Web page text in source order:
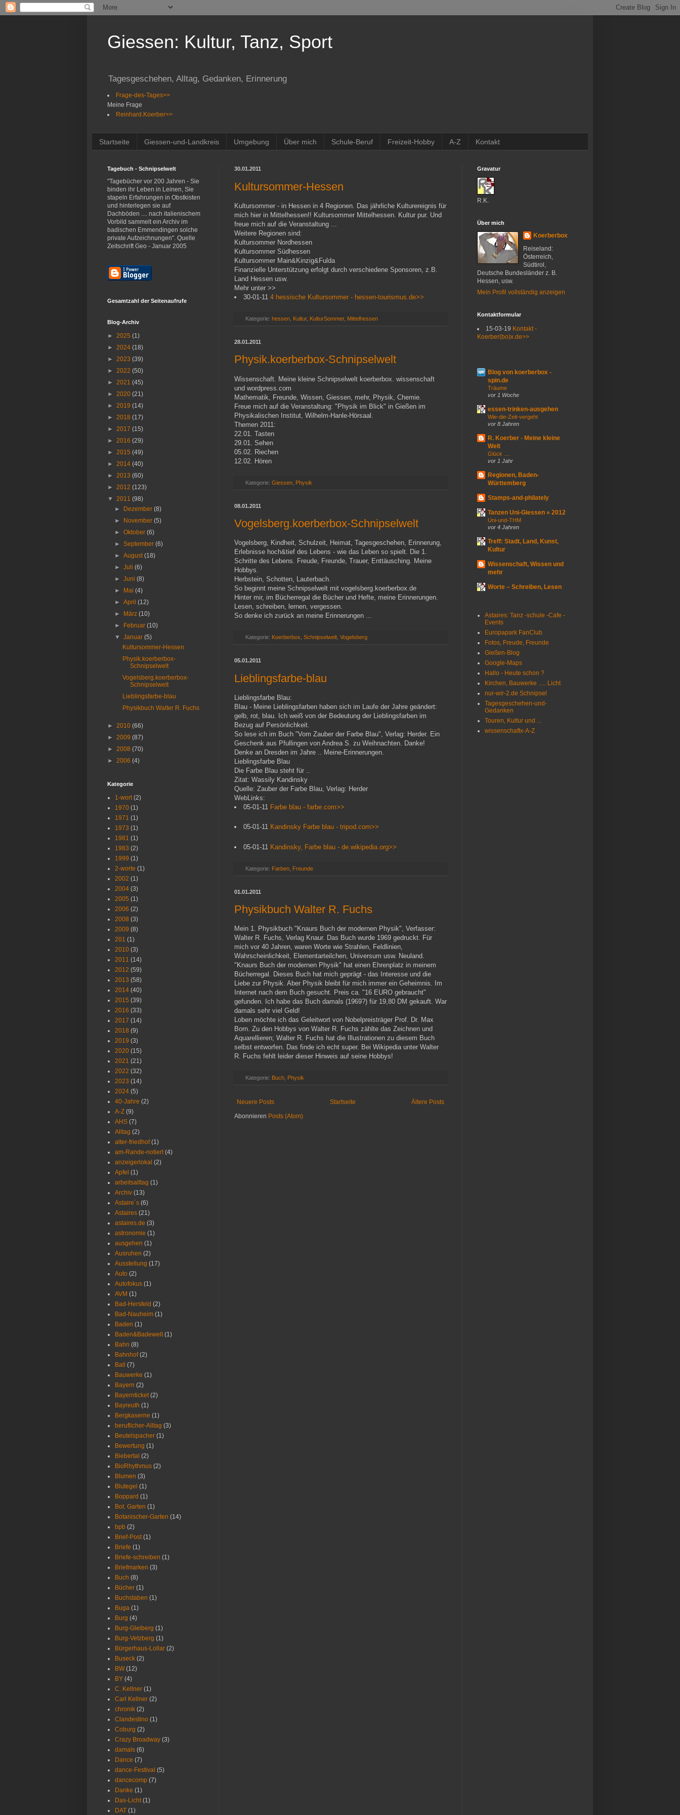
Giessen: Kultur, Tanz, Sport
Tagesgeschehen, Alltag, Gedanken, Erinnerung
Frage-des-Tages>>
Meine Frage
Reinhard.Koerber>>
Startseite Giessen-und-Landkreis Umgebung Über mich Schule-Beruf Freizeit-Hobby A-Z Kontakt
30.01.2011
Kultursommer-Hessen
Kultursommer - in Hessen in 4 Regionen. Das jährliche Kulturereignis für
mich hier in Mittelhessen!! Kultursommer Mittelhessen. Kultur pur. Und
freue mich auf die Veranstaltung ...
Weitere Regionen sind:
Kultursommer Nordhessen
Kultursommer Südhessen
Kultursommer Main&Kinzig&Fulda
Finanzielle Unterstützung erfolgt durch verschiedene Sponsoren, z.B.
Land Hessen usw.
Mehr unter >>
30-01-114 hessische Kultursommer - hessen-tourismus.de>>
Kategorie: hessen, Kultur, KulturSommer, Mittelhessen
28.01.2011
Physik.koerberbox-Schnipselwelt
Wissenschaft. Meine kleine Schnipselwelt koerberbox. wissenschaft
und wordpress.com
Mathematik, Freunde, Wissen, Giessen, mehr, Physik, Chemie.
Freue mich auf die Veranstaltung: "Physik im Blick" in Gießen im
Physikalischen Institut, Wilhelm-Hanle-Hörsaal.
Themen 2011:
22.01. Tasten
29.01. Sehen
05.02. Riechen
12.02. Hören
Kategorie: Giessen, Physik
08.01.2011
Vogelsberg.koerberbox-Schnipselwelt
Vogelsberg, Kindheit, Schulzeit, Heimat, Tagesgeschehen, Erinnerung,
Erlebnisse hoch&tief des Lebens - wie das Leben so spielt. Die 1.
Schritte des Lebens. Freude, Freunde, Trauer, Enttäusching. Meine
Hobbys.
Herbstein, Schotten, Lauterbach.
So beginnt meine Schnipselwelt mit vogelsberg.koerberbox.de
Hinter mir, im Bücherregal die Bücher und Hefte, meine Erinnerungen.
Lesen, schreiben, lernen, vergessen.
So denke ich zurück an meine Erinnerungen ...
Kategorie: Koerberbox Schnipselwelt, Vogelsberg
05.01.2011
Lieblingsfarbe-blau
Lieblingsfarbe Blau:
Blau - Meine Lieblingsfarben haben sich im Laufe der Jahre geändert:
gelb, rot, blau. Ich weiß von der Bedeutung der Lieblingsfarben im
Bezug auf Persönlichkeit.
So lese ich im Buch "Vom Zauber der Farbe Blau", Verlag: Herder. Ein
Geschenk aus Pfullingen von Andrea S. zu Weihnachten. Danke!
Denke an Dresden im Jahre .. Meine-Erinnerungen.
Lieblingsfarbe Blau
Die Farbe Blau steht für ..
Zitat: Wassily Kandinsky
Quelle: Zauber der Farbe Blau, Verlag: Herder
WebLinks:
05-01-11 Farbe blau - farbe.com>>
05-01-11 Kandinsky Farbe blau - tripod.com>>
05-01-11 Kandinsky, Farbe blau - de.wikipedia.org>>
Kategorie: Farben, Freunde
01.01.2011
Physikbuch Walter R. Fuchs
Mein 1. Physikbuch "Knaurs Buch der modernen Physik", Verfasser:
Walter R. Fuchs, Verlag Knaur. Das Buch wurde 1969 gedruckt. Für
mich vor 40 Jahren, waren Worte wie Strahlen, Feldlinien,
Wahrscheinlichkeit, Elementarteilchen, Universum usw. Neuland.
"Knaurs Buch der modernen Physik" hat einen Ehrenplatz in meinem
Bücherregal. Dieses Buch hat mich geprägt - das Interesse und die
Liebe zur Physik. Aber Physik bleibt für mich immer ein Geheimnis. Im
Internet nach dem Buch gesucht. Preis ca. "16 EURO gebraucht"
gefunden. Ich habe das Buch damals (1969?) für 19,80 DM gekauft. War
damals sehr viel Geld!
Loben möchte ich das Geleitwort von Nobelpreisträger Prof. Dr. Max
Born. Zu den Hobbys von Walter R. Fuchs zählte das Zeichnen und
Aquarellieren; Walter R. Fuchs hat die Illustrationen zu diesem Buch
selbst entworfen. Das finde ich echt super. Bei Wikipedia unter Walter
R. Fuchs fehlt leider dieser Hinweis auf seine Hobbys!
Kategorie: Buch, Physik
Neuere Posts Ältere Posts
Startseite
Abonnieren Posts (Atom)
Tagebuch - Schnipselwelt
"Tagebücher vor 200 Jahren - Sie
binden ihr Leben in Leinen, Sie
stapeln Erfahrungen in Obstkisten
und hinterlegen sie auf
Dachböden .... nach italienischem
Vorbild sammelt ein Archiv im
badischen Emmendingen solche
private Aufzeichnungen". Quelle
Zeitschrift Geo - Januar 2005
Gesamtzahl der Seitenaufrufe
Blog-Archiv
► 2025 (1)
► 2024 (18)
► 2023 (39)
► 2022 (50)
► 2021 (45)
► 2020 (21)
► 2019 (14)
► 2018 (17)
► 2017 (15)
► 2016 (29)
► 2015 (49)
► 2014 (40)
► 2013 (60)
► 2012 (123)
▼ 2011 (98)
►
Dezember(8)
►
November(5)
►Oktober(6)
►September(6)
►August(18)
►Juli(6)
►Juni(8)
►
Mai(4)
►April(12)
►
März(10)
►
Februar(10)
▼Januar(5)
Kultursommer-Hessen
Physik.koerberbox-
Schnipselwelt
Vogelsberg.koerberbox-
Schnipselwelt
Lieblingsfarbe-blau
Physikbuch Walter R. Fuchs
► 2010 (66)
► 2009 (87)
► 2008 (70)
► 2006 (4)
Kategorie
1-wort (2)
1970 (1)
1971 (1)
1973 (1)
1981 (1)
1983 (2)
1999 (1)
2-worte (1)
2002 (1)
2004 (3)
2005 (1)
2006 (2)
2008 (3)
2009 (8)
201 (1)
2010 (3)
2011 (14)
2012 (59)
2013 (58)
2014 (40)
2015 (39)
2016 (33)
2017 (14)
2018 (9)
2019 (3)
2020 (15)
2021 (21)
2022 (32)
2023 (14)
2024 (5)
40-Jahre (2)
A-Z (9)
AHS (7)
Alltag (2)
alter-friedhof (1)
am-Rande-notiert (4)
anzeigerlokal (2)
Apfel (1)
arbeitsalltag (1)
Archiv (13)
Astaire´s (6)
Astaires (21)
astaires.de (3)
astronomie (1)
ausgehen (1)
Ausruhen (2)
Ausstellung (17)
Auto (2)
Autofokus (1)
AVM (1)
Bad-Hersfeld (2)
Bad-Nauheim (1)
Baden (1)
Baden&Badewelt (1)
Bahn (8)
Bahnhof (2)
Ball
(7)
Bauwerke (1)
Bayern (2)
Bayernticket (2)
Bayreuth (1)
Bergkaserne (1)
beruflicher-Alltag (3)
Beutelspacher (1)
Bewertung (1)
Biebertal (2)
BioRhythmus (2)
Blumen (3)
Blutegel (1)
Boppard (1)
Bot. Garten (1)
Botanischer-Garten (14)
bpb (2)
Brief-Post (1)
Briefe (1)
Briefe-schreiben (1)
Briefmarken (3)
Buch (8)
Bücher (1)
Buchstaben (1)
Buga (1)
Burg (4)
Burg-Gleiberg (1)
Burg-Vetzberg (1)
Bürgerhaus-Lollar (2)
Buseck (2)
BW (12)
BY (4)
C. Kellner (1)
Carl Kellner (2)
chronik (2)
Clandestino (1)
Coburg (2)
Crazy Broadway (3)
damals (6)
Dance (7)
dance-Festival (5)
dancecomp (7)
Danke (1)
Das-Licht (1)
DAT (1)
Gravatur
R.K.
Über mich
Koerberbox
Reiseland:
Österreich,
Südtirol,
Deutsche Bundesländer z. B.
Hessen, usw.
Mein Profil vollständig anzeigen
Kontaktformular
15-03-19 Kontakt -
Koerber(bo)x.de>>
Blog von koerberbox -
spin.de
Träume
vor 1 Woche
essen-trinken-ausgehen
Wie-die-Zeit-vergeht
vor 8 Jahren
R. Koerber - Meine kleine
Welt
Glück ....
vor 1 Jahr
Regionen, Baden-
Württemberg
Stamps-and-philately
Tanzen Uni-Giessen » 2012
Uni-und-THM
vor 4 Jahren
Treff: Stadt, Land, Kunst,
Kultur
Wissenschaft, Wissen und
mehr
Worte – Schreiben, Lesen
Astaires: Tanz -schule -Cafe -
Events
Europapark FanClub
Fotos, Freude, Freunde
Gießen-Blog
Google-Maps
Hallo - Heute schon ?
Kirchen, Bauwerke ..... Licht
nur-wir-2.de Schnipsel
Tagesgeschehen-und-
Gedanken
Touren, Kultur und ...
wissenschaftx-A-Z